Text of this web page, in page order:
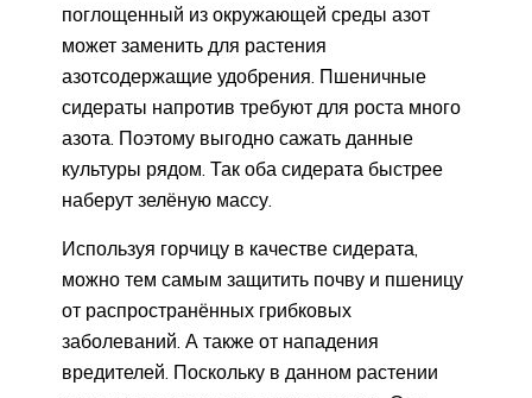
поглощенный из окружающей среды азот
может заменить для растения
азотсодержащие удобрения. Пшеничные
сидераты напротив требуют для роста много
азота. Поэтому выгодно сажать данные
культуры рядом. Так оба сидерата быстрее
наберут зелёную массу.
Используя горчицу в качестве сидерата,
можно тем самым защитить почву и пшеницу
от распространённых грибковых
заболеваний. А также от нападения
вредителей. Поскольку в данном растении